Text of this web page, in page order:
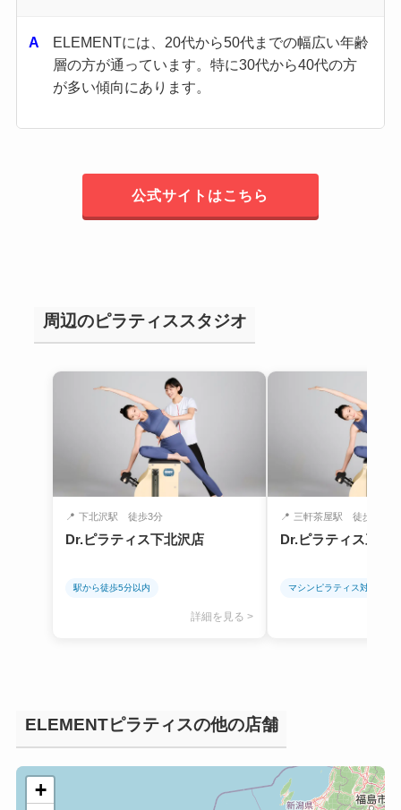
ELEMENTには、20代から50代までの幅広い年齢
層の方が通っています。​特に30代から40代の方
が多い傾向にあります。
公式サイトはこちら
周辺のピラティススタジオ
📍 下北沢駅 徒歩3分
Dr.ピラティス下北沢店
駅から徒歩5分以内
詳細を見る >
📍 三軒茶屋駅 徒歩5分
Dr.ピラティス三軒
マシンピラティス対応
ELEMENTピラティスの他の店舗
+